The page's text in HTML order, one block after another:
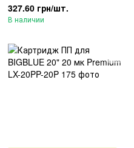
327.60 грн/шт.
В наличии